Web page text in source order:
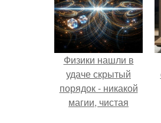
Физики нашли в
удаче скрытый
порядок - никакой
магии, чистая